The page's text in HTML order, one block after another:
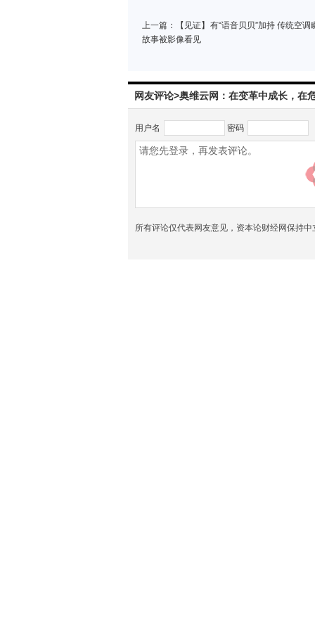
上一篇：
【见证】有“语音贝贝”加持 传统空
故事被影像看见
网友评论>奥维云网：在变革中成长，在
用户名 密码
所有评论仅代表网友意见，资本论财经网保持中